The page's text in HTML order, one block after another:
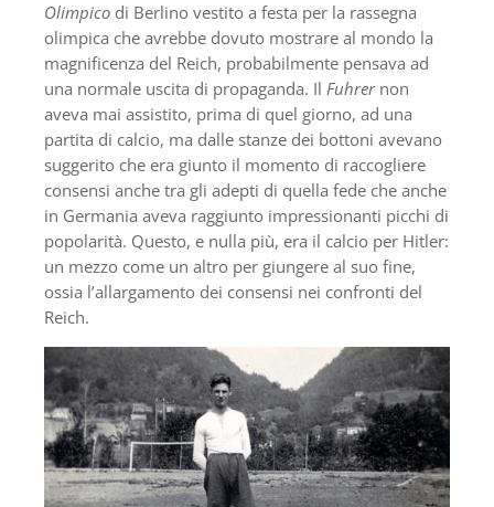
Olimpico di Berlino vestito a festa per la rassegna
olimpica che avrebbe dovuto mostrare al mondo la
magnificenza del Reich, probabilmente pensava ad
una normale uscita di propaganda. Il Fuhrer non
aveva mai assistito, prima di quel giorno, ad una
partita di calcio, ma dalle stanze dei bottoni avevano
suggerito che era giunto il momento di raccogliere
consensi anche tra gli adepti di quella fede che anche
in Germania aveva raggiunto impressionanti picchi di
popolarità. Questo, e nulla più, era il calcio per Hitler:
un mezzo come un altro per giungere al suo fine,
ossia l’allargamento dei consensi nei confronti del
Reich.